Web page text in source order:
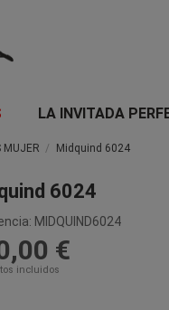
LA INVITADA
MUJER Midquind 6024
6024
MIDQUIND6024
€
incluidos